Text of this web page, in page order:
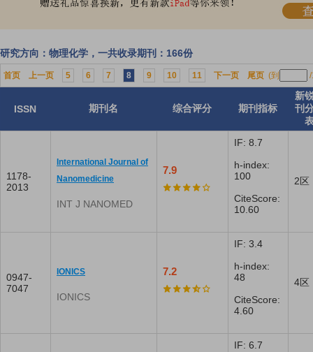
研究方向：物理化学，一共收录期刊：166份
首页 上一页 5 6 7 8 9 10 11 下一页 尾页 (到
ISSN 期刊名 综合评分 期刊指标
新
刊
1178-
2013
International Journal of
Nanomedicine
INT J NANOMED
7.9
IF: 8.7
h-index:
100
CiteScore:
10.60
2区
0947-
7047
IONICS
IONICS
7.2
IF: 3.4
h-index:
48
CiteScore:
4.60
4区
IF: 6.7